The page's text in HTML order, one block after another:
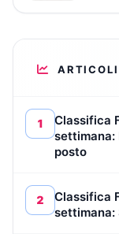
ARTICOLI
1
Classifica
settimana:
posto
2
Classifica
settimana: